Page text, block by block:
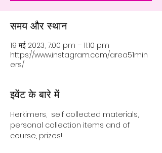
समय और स्थान
19 मई 2023, 7:00 pm – 11:10 pm
https://www.instagram.com/area51min
ers/
इवेंट के बारे में
Herkimers,  self collected materials,
personal collection items and of
course, prizes!